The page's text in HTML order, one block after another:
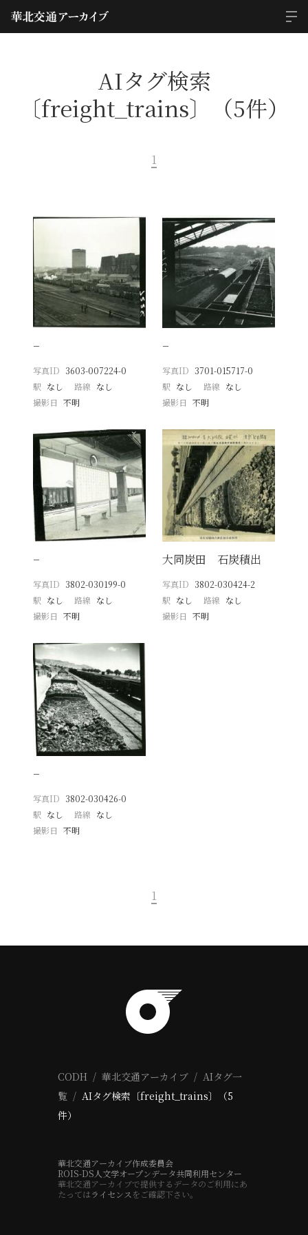
AIタグ検索
〔freight_trains〕（5件）
1
−
写真ID 3603-007224-0
駅 なし 路線 なし
撮影日
不明
−
写真ID 3701-015717-0
駅 なし 路線 なし
撮影日 不明
−
写真ID 3802-030199-0
駅 なし 路線 なし
撮影日
不明
大同炭田 石炭積出
写真ID 3802-030424-2
駅 なし 路線 なし
撮影日 不明
−
写真ID 3802-030426-0
駅 なし 路線 なし
撮影日
不明
1
CODH 華北交通アーカイブ
AIタグ一
覧
AIタグ検索〔freight_trains〕（5
件）
華北交通アーカイブ作成委員会
ROIS-DS人文学オープンデータ共同利用センター
華北交通アーカイブで提供するデータのご利用にあ
たってはライセンス をご確認下さい。